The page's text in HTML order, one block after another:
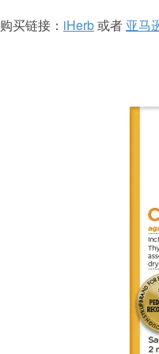
购买链接： iHerb或者 亚马